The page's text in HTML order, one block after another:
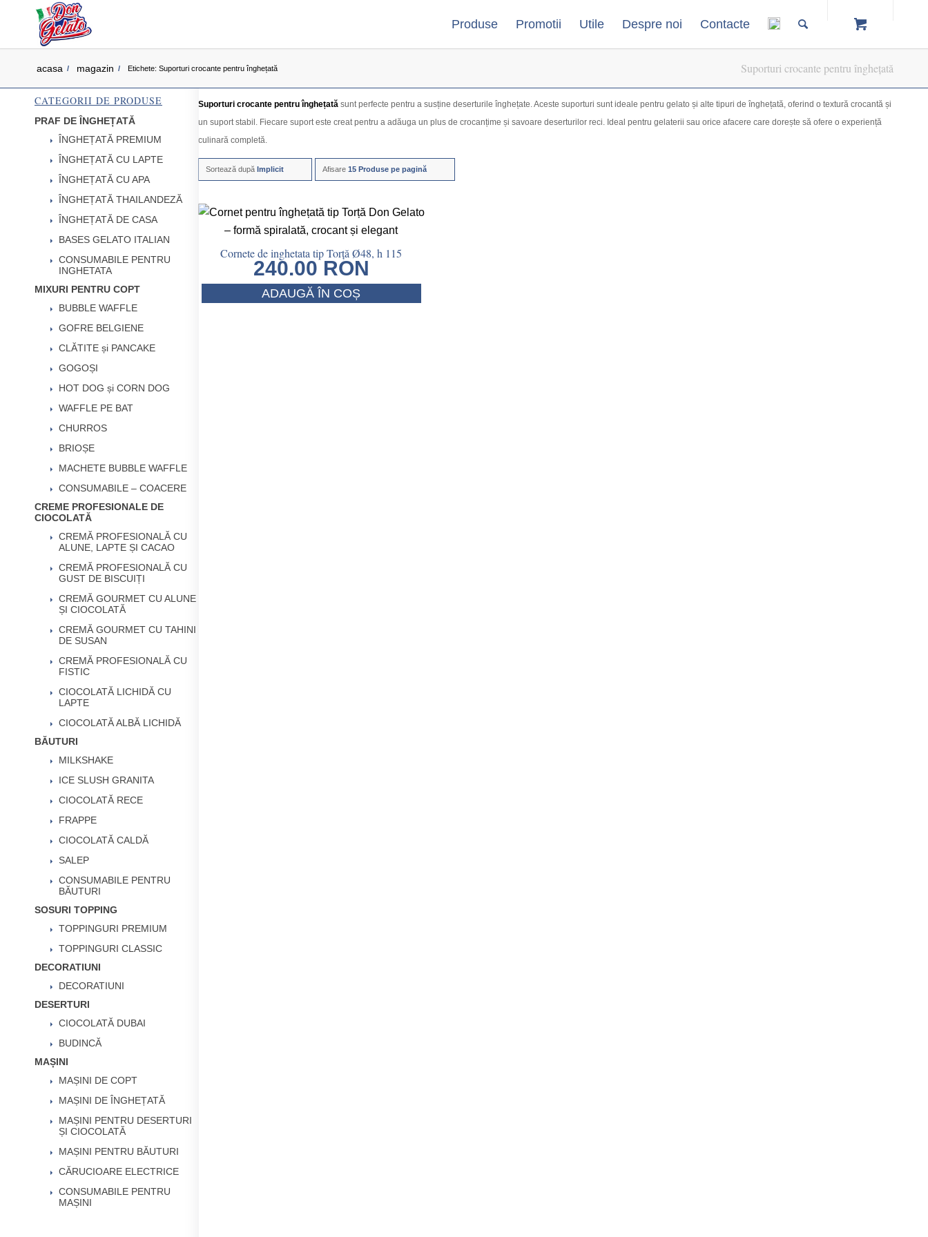
Produse Promotii Utile Despre noi Contacte
Suporturi crocante pentru înghețată
acasa / magazin / Etichete: Suporturi crocante pentru înghețată
Suporturi crocante pentru înghețatăsunt perfecte pentru a susține deserturile înghețate. Aceste suporturi sunt ideale pentru gelato și alte tipuri de înghețată, oferind o textură crocantă și
un suport stabil. Fiecare suport este creat pentru a adăuga un plus de crocanțime și savoare deserturilor reci. Ideal pentru gelaterii sau orice afacere care dorește să ofere o experiență
culinară completă.
Sortează după Implicit Afisare 15 Produse pe pagină
Cornete de inghetata tip Torță Ø48, h 115
240.00 RON
ADAUGĂ ÎN COȘ
CATEGORII DE PRODUSE
PRAF DE ÎNGHEȚATĂ
ÎNGHEȚATĂ PREMIUM
ÎNGHEȚATĂ CU LAPTE
ÎNGHEȚATĂ CU APA
ÎNGHEȚATĂ THAILANDEZĂ
ÎNGHEȚATĂ DE CASA
BASES GELATO ITALIAN
CONSUMABILE PENTRU
INGHETATA
MIXURI PENTRU COPT
BUBBLE WAFFLE
GOFRE BELGIENE
CLĂTITE și PANCAKE
GOGOȘI
HOT DOG și CORN DOG
WAFFLE PE BAT
CHURROS
BRIOȘE
MACHETE BUBBLE WAFFLE
CONSUMABILE – COACERE
CREME PROFESIONALE DE
CIOCOLATĂ
CREMĂ PROFESIONALĂ CU
ALUNE, LAPTE ȘI CACAO
CREMĂ PROFESIONALĂ CU
GUST DE BISCUIȚI
CREMĂ GOURMET CU ALUNE
ȘI CIOCOLATĂ
CREMĂ GOURMET CU TAHINI
DE SUSAN
CREMĂ PROFESIONALĂ CU
FISTIC
CIOCOLATĂ LICHIDĂ CU
LAPTE
CIOCOLATĂ ALBĂ LICHIDĂ
BĂUTURI
MILKSHAKE
ICE SLUSH GRANITA
CIOCOLATĂ RECE
FRAPPE
CIOCOLATĂ CALDĂ
SALEP
CONSUMABILE PENTRU
BĂUTURI
SOSURI TOPPING
TOPPINGURI PREMIUM
TOPPINGURI CLASSIC
DECORATIUNI
DECORATIUNI
DESERTURI
CIOCOLATĂ DUBAI
BUDINCĂ
MAȘINI
MAȘINI DE COPT
MAȘINI DE ÎNGHEȚATĂ
MAȘINI PENTRU DESERTURI
ȘI CIOCOLATĂ
MAȘINI PENTRU BĂUTURI
CĂRUCIOARE ELECTRICE
CONSUMABILE PENTRU
MAȘINI